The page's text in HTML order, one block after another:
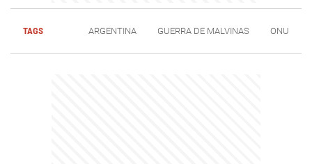
TAGS ARGENTINA GUERRA DE MALVINAS ONU